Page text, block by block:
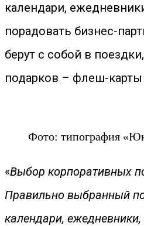
календари,
порадовать бизнес-
берут с собой в
подарков – флеш-
Фото: типография
«Выбор корпоративных
Правильно выбранный
календари,